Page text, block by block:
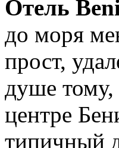
Отель
до моря
прост,
душе
центре
типичный